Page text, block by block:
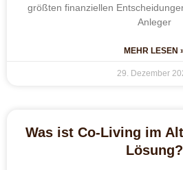
größten finanziellen
Anleger
MEHR LESEN
29. Dezember
Was ist Co-Living im
Lösung?